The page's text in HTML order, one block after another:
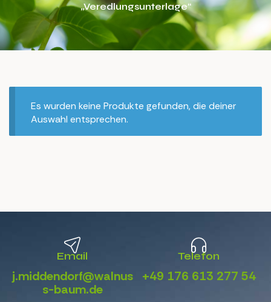
„Veredlungsunterlage“
Es wurden keine Produkte gefunden, die deiner
Auswahl entsprechen.
Email
j.middendorf@walnus
s-baum.de
Telefon
+49 176 613 277 54